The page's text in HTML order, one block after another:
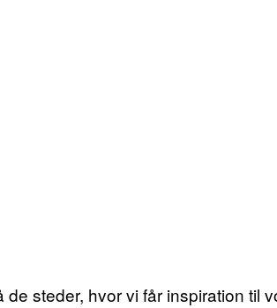
de steder, hvor vi får inspiration til